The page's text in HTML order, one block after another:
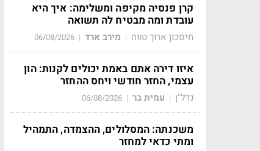
קרן פנסיה מקיפה ומשלימה: איך היא
עובדת ומה מבטיח לה תשואה
חיסכון ארוך טווח | מירב ארד |
06/08/2026
איזו דירה אתם באמת יכולים לקנות: הון
עצמי, החזר חודשי ויחס ההחזר
נדל"ן | עמית בר |
06/08/2026
משכנתה: המסלולים, ההצמדה, התמהיל
ומתי כדאי למחזר